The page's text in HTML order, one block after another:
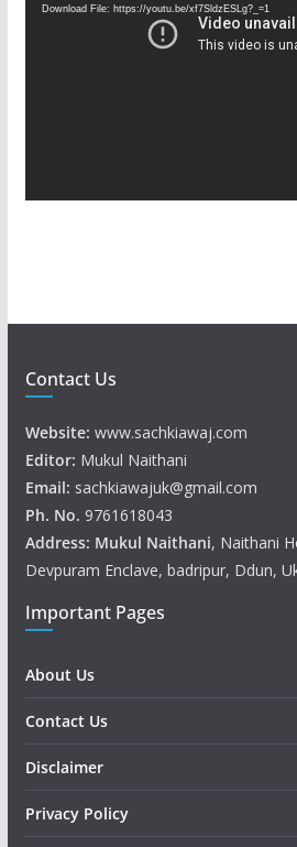
Download File: https://youtu.be/xf7SldzESLg?_=1
Contact Us
Website: www.sachkiawaj.com
Editor: Mukul Naithani
Email: sachkiawajuk@gmail.com
Ph. No. 9761618043
Address: Mukul Naithani, Naithani
Devpuram Enclave, badripur, Ddun,
Important Pages
About Us
Contact Us
Disclaimer
Privacy Policy